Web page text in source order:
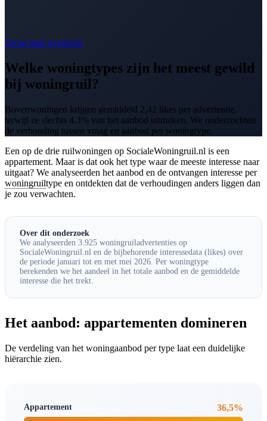
Terug naar overzicht
Welke woningtypes zijn het meest gewild
bij woningruil?
Bovenwoningen krijgen gemiddeld 2,42 likes per advertentie,
terwijl ze slechts 4,3% van het aanbod uitmaken. We onderzochten
de verhouding tussen vraag en aanbod per woningtype.
Een op de drie ruilwoningen op SocialeWoningruil.nl is een
appartement. Maar is dat ook het type waar de meeste interesse naar
uitgaat? We analyseerden het aanbod en de ontvangen interesse per
woningruiltype en ontdekten dat de verhoudingen anders liggen dan
je zou verwachten.
Over dit onderzoek
We analyseerden 3.925 woningruiladvertenties op
SocialeWoningruil.nl en de bijbehorende interessedata (likes) over
de periode januari tot en met mei 2026. Per woningtype
berekenden we het aandeel in het totale aanbod en de gemiddelde
interesse die het trekt.
Het aanbod: appartementen domineren
De verdeling van het woningaanbod per type laat een duidelijke
hiërarchie zien.
Appartement 36,5%